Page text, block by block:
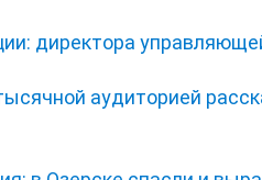
директора
аудиторией